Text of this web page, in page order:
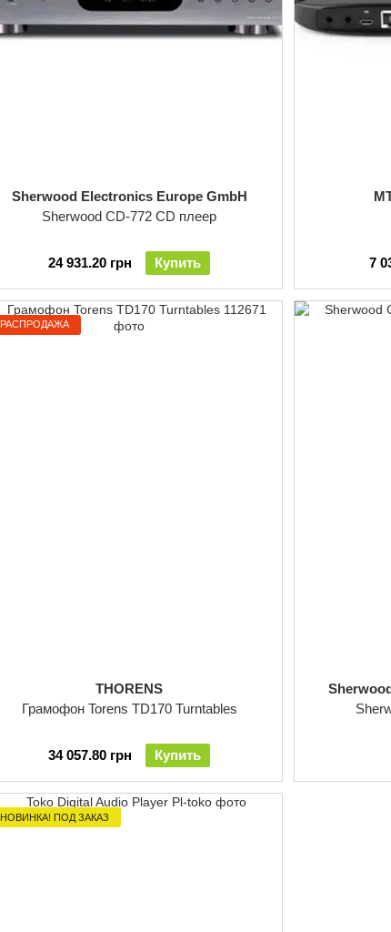
Sherwood Electronics Europe GmbH
Sherwood CD-772 CD плеер
24 931.20 грн Купить 7
РАСПРОДАЖА
THORENS
Грамофон Torens TD170 Turntables
34 057.80 грн Купить
НОВИНКА! ПОД ЗАКАЗ